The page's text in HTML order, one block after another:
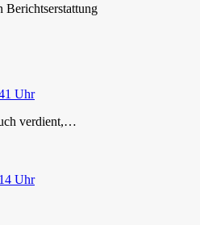
Berichtserstattung
Uhr
verdient,…
Uhr